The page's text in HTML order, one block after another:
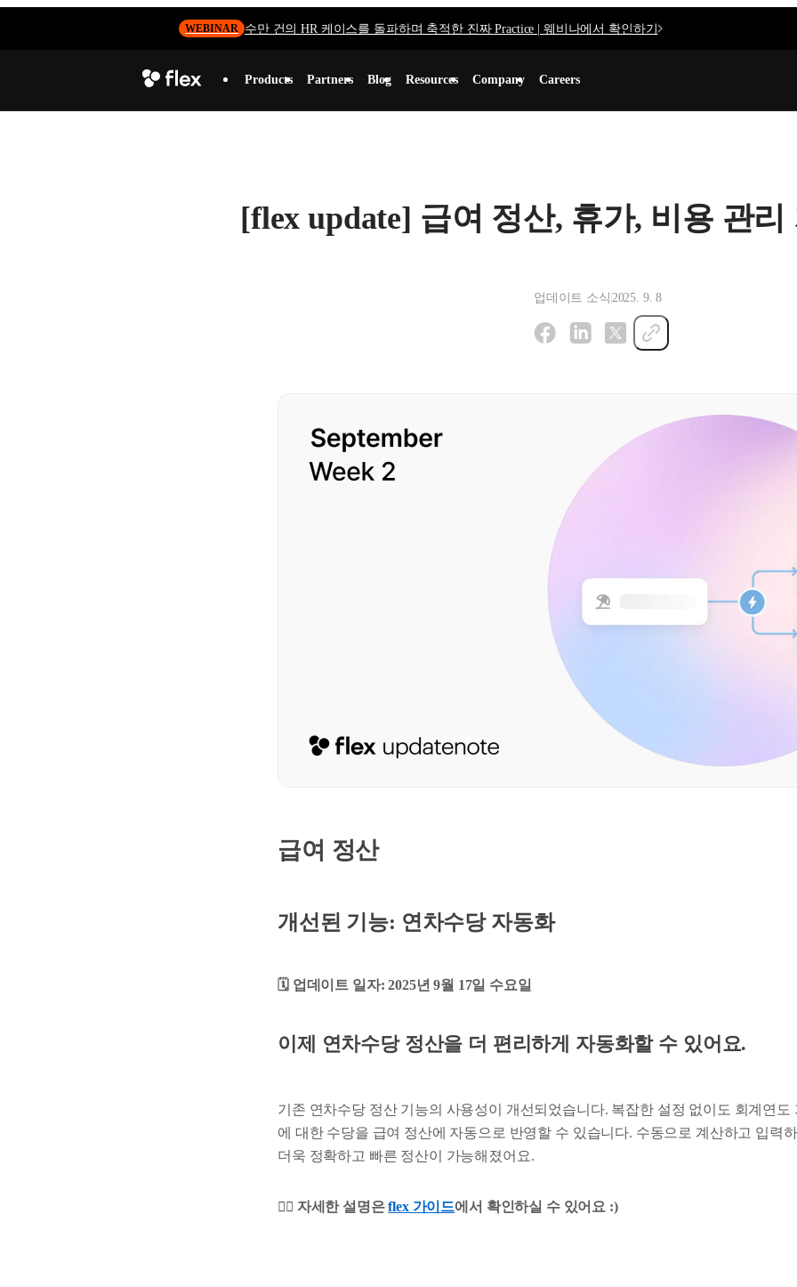
WEBINAR 수만 건의 HR 케이스를 돌파하며 축적한 진짜 Practice | 웨비나에서 확인하기
Products Partners Blog Resources Company Careers
[flex update] 급여 정산, 휴가, 비용 관
업데이트 소식 2025. 9. 8
급여 정산
개선된 기능: 연차수당 자동화
🗓️ 업데이트 일자: 2025년 9월 17일 수요일
이제 연차수당 정산을 더 편리하게 자동화할 수 있어요.
기존 연차수당 정산 기능의 사용성이 개선되었습니다. 복잡한 설정 없이도 회계연도
에 대한 수당을 급여 정산에 자동으로 반영할 수 있습니다. 수동으로 계산하고 입력
더욱 정확하고 빠른 정산이 가능해졌어요.
👉🏻 자세한 설명은flex 가이드에서 확인하실 수 있어요 :)